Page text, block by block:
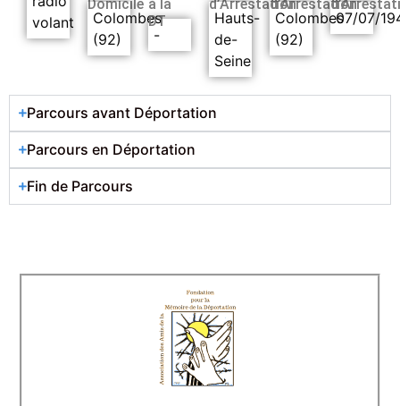
volant
Domicile
Colombes
(92)
à la
DT
-
d’Arrestation
Hauts-
de-
Seine
d’Arrestation
Colombes
(92)
07/07/
Parcours avant Déportation
Parcours en Déportation
Fin de Parcours